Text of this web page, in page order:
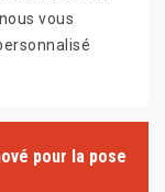
vous
pour la pose